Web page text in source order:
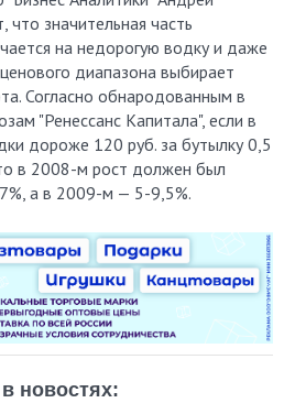
значительная часть
на недорогую водку и даже
диапазона выбирает
Согласно обнародованным в
"Ренессанс Капитала", если в
дороже 120 руб. за бутылку 0,5
в 2008-м рост должен был
а в 2009-м — 5-9,5%.
новостях: